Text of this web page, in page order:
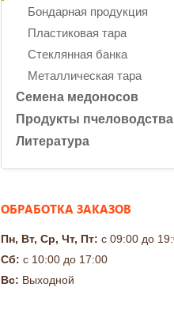
Бондарная продукция
Пластиковая тара
Стеклянная банка
Металлическая тара
Семена медоносов
Продукты пчеловодства
Литература
ОБРАБОТКА ЗАКАЗОВ
Пн, Вт, Ср, Чт, Пт: с 09:00 до
Сб: с 10:00 до 17:00
Вс: Выходной